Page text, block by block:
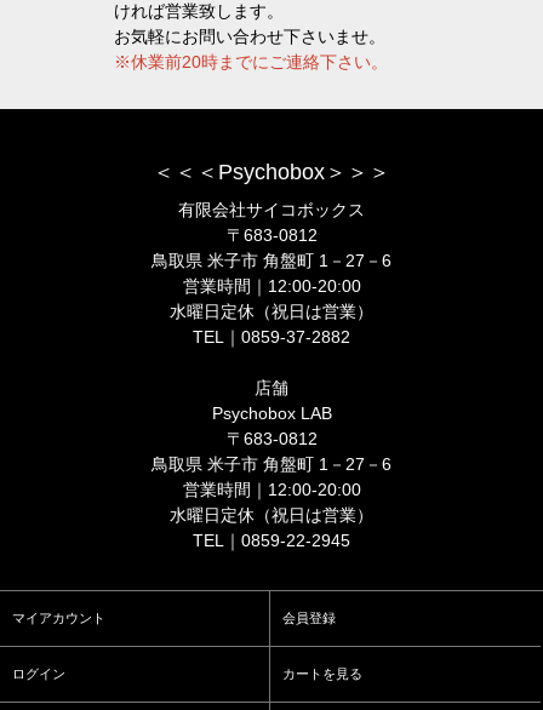
ければ営業致します。
お気軽にお問い合わせ下さいませ。
※休業前20時までにご連絡下さい。
＜＜＜Psychobox＞＞＞
有限会社サイコボックス
〒683-0812
鳥取県 米子市 角盤町 1－27－6
営業時間｜12:00-20:00
水曜日定休（祝日は営業）
TEL｜0859-37-2882
店舗
Psychobox LAB
〒683-0812
鳥取県 米子市 角盤町 1－27－6
営業時間｜12:00-20:00
水曜日定休（祝日は営業）
TEL｜0859-22-2945
マイアカウント 会員登録
ログイン カートを見る